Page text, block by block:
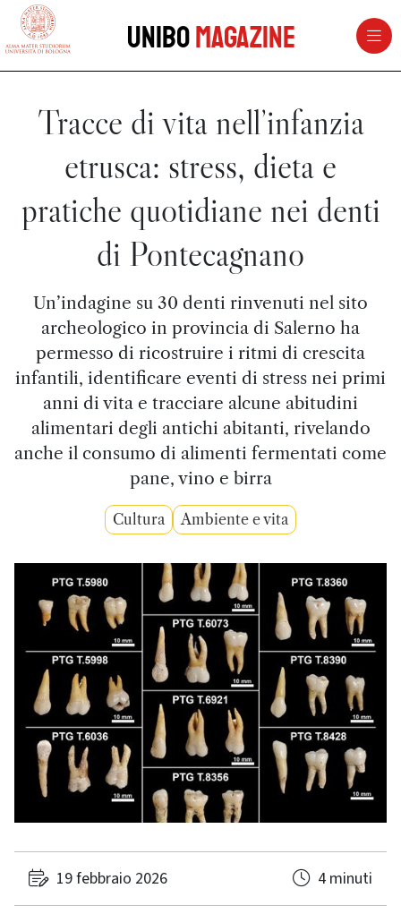
vai al contenuto della pagina
UniboMagazine
Tracce di vita nell’infanzia
etrusca: stress, dieta e
pratiche quotidiane nei denti
di Pontecagnano
Un’indagine su 30 denti rinvenuti nel sito
archeologico in provincia di Salerno ha
permesso di ricostruire i ritmi di crescita
infantili, identificare eventi di stress nei primi
anni di vita e tracciare alcune abitudini
alimentari degli antichi abitanti, rivelando
anche il consumo di alimenti fermentati come
pane, vino e birra
Cultura Ambiente e vita
19 febbraio 2026 4 minuti